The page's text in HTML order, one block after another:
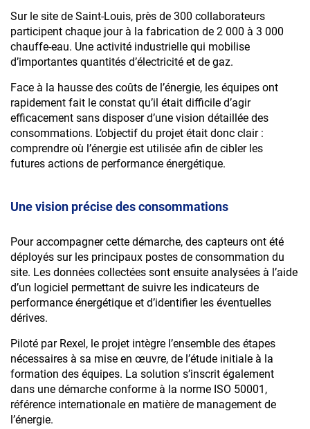
Sur le site de Saint-Louis, près de 300 collaborateurs
participent chaque jour à la fabrication de 2 000 à 3 000
chauffe-eau. Une activité industrielle qui mobilise
d’importantes quantités d’électricité et de gaz.
Face à la hausse des coûts de l’énergie, les équipes ont
rapidement fait le constat qu’il était difficile d’agir
efficacement sans disposer d’une vision détaillée des
consommations. L’objectif du projet était donc clair :
comprendre où l’énergie est utilisée afin de cibler les
futures actions de performance énergétique.
Une vision précise des consommations
Pour accompagner cette démarche, des capteurs ont été
déployés sur les principaux postes de consommation du
site. Les données collectées sont ensuite analysées à l’aide
d’un logiciel permettant de suivre les indicateurs de
performance énergétique et d’identifier les éventuelles
dérives.
Piloté par Rexel, le projet intègre l’ensemble des étapes
nécessaires à sa mise en œuvre, de l’étude initiale à la
formation des équipes. La solution s’inscrit également
dans une démarche conforme à la norme ISO 50001,
référence internationale en matière de management de
l’énergie.
Abonnez-vous à
Courant Positif
Abonnez-vous à
S’abonner à la Newsletter Courant Positif
En soumettant ce formulaire, vous acceptez
que votre adresse e-mail soit utilisée par Rexel
pour l’envoi de newsletter et offres
promotionnelles. Vous pouvez vous
Mag : La France
électrique
Pour télécharger le document, remplissez